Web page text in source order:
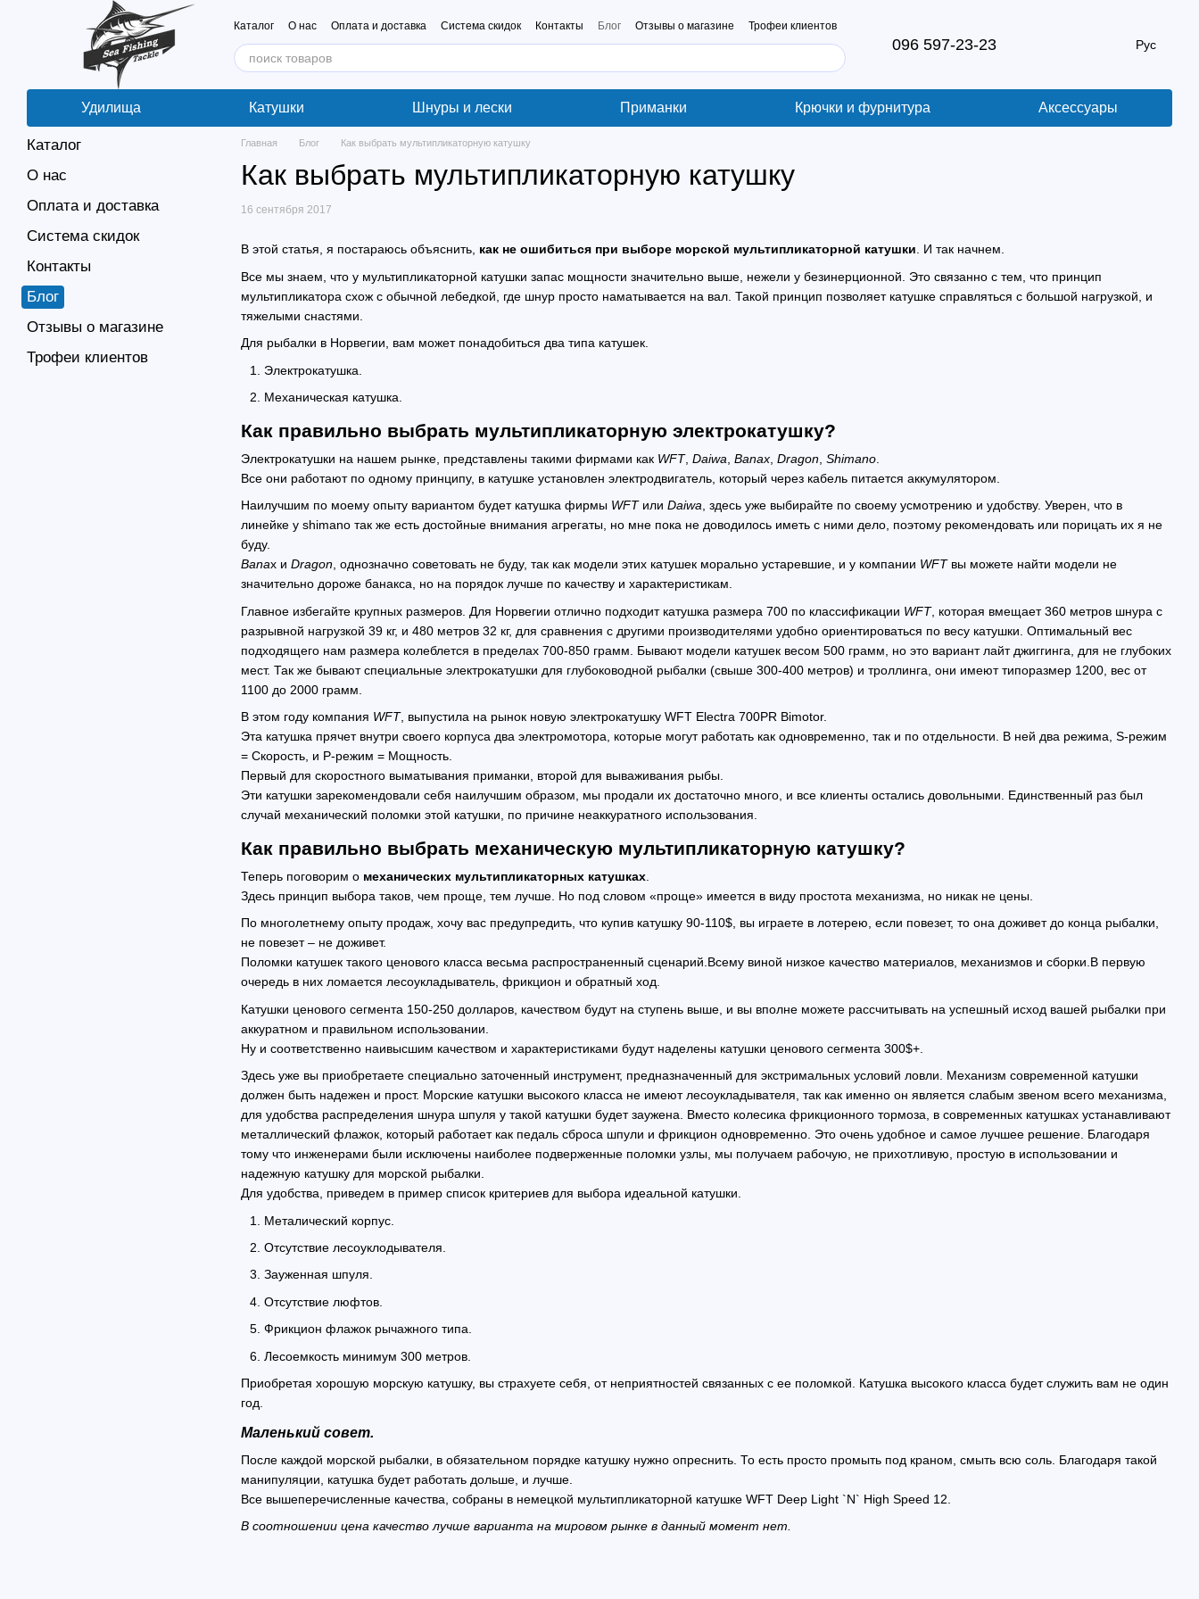
Перейти к основному контенту
Каталог О нас Оплата и доставка Система скидок Контакты Блог Отзывы о магазине Трофеи клиентов
096 597-23-23 Рус
Удилища Катушки Шнуры и лески Приманки Крючки и фурнитура Аксессуары
Главная Блог Как выбрать мультипликаторную катушку
Как выбрать мультипликаторную катушку
16 сентября 2017
В этой статья, я постараюсь объяснить, как не ошибиться при выборе морской мультипликаторной катушки. И так начнем.
Все мы знаем, что у мультипликаторной катушки запас мощности значительно выше, нежели у безинерционной. Это связанно с тем, что принцип
мультипликатора схож с обычной лебедкой, где шнур просто наматывается на вал. Такой принцип позволяет катушке справляться с большой нагрузкой, и
тяжелыми снастями.
Для рыбалки в Норвегии, вам может понадобиться два типа катушек.
Электрокатушка.
Механическая катушка.
Как правильно выбрать мультипликаторную электрокатушку?
Электрокатушки на нашем рынке, представлены такими фирмами как WFT, Daiwa Banax Dragon Shimano
Все они работают по одному принципу, в катушке установлен электродвигатель, который через кабель питается аккумулятором.
Наилучшим по моему опыту вариантом будет катушка фирмы WFTили Daiwa, здесь уже выбирайте по своему усмотрению и удобству. Уверен, что в
линейке у shimano так же есть достойные внимания агрегаты, но мне пока не доводилось иметь с ними дело, поэтому рекомендовать или порицать их я не
буду.
Banax и Dragon, однозначно советовать не буду, так как модели этих катушек морально устаревшие, и у компании WFTвы можете найти модели не
значительно дороже банакса, но на порядок лучше по качеству и характеристикам.
Главное избегайте крупных размеров. Для Норвегии отлично подходит катушка размера 700 по классификации WFT, которая вмещает 360 метров шнура с
разрывной нагрузкой 39 кг, и 480 метров 32 кг, для сравнения с другими производителями удобно ориентироваться по весу катушки. Оптимальный вес
подходящего нам размера колеблется в пределах 700-850 грамм. Бывают модели катушек весом 500 грамм, но это вариант лайт джиггинга, для не глубоких
мест. Так же бывают специальные электрокатушки для глубоководной рыбалки (свыше 300-400 метров) и троллинга, они имеют типоразмер 1200, вес от
1100 до 2000 грамм.
В этом году компания WFT, выпустила на рынок новую электрокатушку WFT Electra 700PR Bimotor.
Эта катушка прячет внутри своего корпуса два электромотора, которые могут работать как одновременно, так и по отдельности. В ней два режима, S-режим
= Скорость, и P-режим = Мощность.
Первый для скоростного выматывания приманки, второй для вываживания рыбы.
Эти катушки зарекомендовали себя наилучшим образом, мы продали их достаточно много, и все клиенты остались довольными. Единственный раз был
случай механический поломки этой катушки, по причине неаккуратного использования.
Как правильно выбрать механическую мультипликаторную катушку?
Теперь поговорим о механических мультипликаторных катушках
Здесь принцип выбора таков, чем проще, тем лучше. Но под словом «проще» имеется в виду простота механизма, но никак не цены.
По многолетнему опыту продаж, хочу вас предупредить, что купив катушку 90-110$, вы играете в лотерею, если повезет, то она доживет до конца рыбалки,
не повезет – не доживет.
Поломки катушек такого ценового класса весьма распространенный сценарий.Всему виной низкое качество материалов, механизмов и сборки.В первую
очередь в них ломается лесоукладыватель, фрикцион и обратный ход.
Катушки ценового сегмента 150-250 долларов, качеством будут на ступень выше, и вы вполне можете рассчитывать на успешный исход вашей рыбалки при
аккуратном и правильном использовании.
Ну и соответственно наивысшим качеством и характеристиками будут наделены катушки ценового сегмента 300$+.
Здесь уже вы приобретаете специально заточенный инструмент, предназначенный для экстримальных условий ловли. Механизм современной катушки
должен быть надежен и прост. Морские катушки высокого класса не имеют лесоукладывателя, так как именно он является слабым звеном всего механизма,
для удобства распределения шнура шпуля у такой катушки будет заужена. Вместо колесика фрикционного тормоза, в современных катушках устанавливают
металлический флажок, который работает как педаль сброса шпули и фрикцион одновременно. Это очень удобное и самое лучшее решение. Благодаря
тому что инженерами были исключены наиболее подверженные поломки узлы, мы получаем рабочую, не прихотливую, простую в использовании и
надежную катушку для морской рыбалки.
Для удобства, приведем в пример список критериев для выбора идеальной катушки.
Металический корпус.
Отсутствие лесоуклодывателя.
Зауженная шпуля.
Отсутствие люфтов.
Фрикцион флажок рычажного типа.
Лесоемкость минимум 300 метров.
Приобретая хорошую морскую катушку, вы страхуете себя, от неприятностей связанных с ее поломкой. Катушка высокого класса будет служить вам не один
год.
Маленький совет.
После каждой морской рыбалки, в обязательном порядке катушку нужно опреснить. То есть просто промыть под краном, смыть всю соль. Благодаря такой
манипуляции, катушка будет работать дольше, и лучше.
Все вышеперечисленные качества, собраны в немецкой мультипликаторной катушке WFT Deep Light `N` High Speed 12
В соотношении цена качество лучше варианта на мировом рынке в данный момент нет.
Каталог
О нас
Оплата и доставка
Система скидок
Контакты
Блог
Отзывы о магазине
Трофеи клиентов